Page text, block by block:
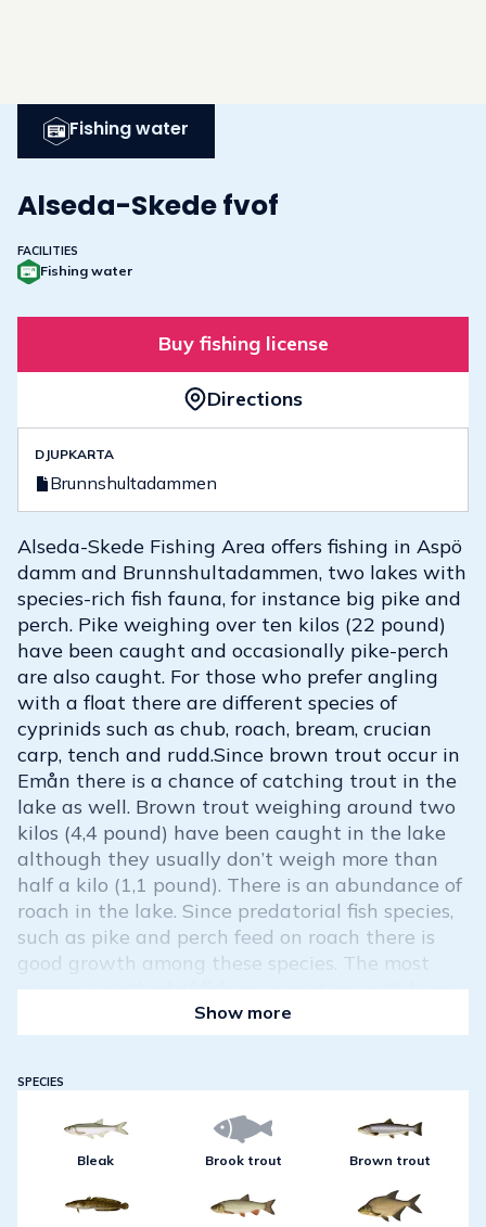
Fishing water
Alseda-Skede fvof
FACILITIES
Fishing water
Buy fishing license
Directions
DJUPKARTA
Brunnshultadammen
Alseda-Skede Fishing Area offers fishing in Aspö
damm and Brunnshultadammen, two lakes with
species-rich fish fauna, for instance big pike and
perch. Pike weighing over ten kilos (22 pound)
have been caught and occasionally pike-perch
are also caught. For those who prefer angling
with a float there are different species of
cyprinids such as chub, roach, bream, crucian
carp, tench and rudd.Since brown trout occur in
Emån there is a chance of catching trout in the
lake as well. Brown trout weighing around two
kilos (4,4 pound) have been caught in the lake
although they usually don’t weigh more than
half a kilo (1,1 pound). There is an abundance of
roach in the lake. Since predatorial fish species,
such as pike and perch feed on roach there is
good growth among these species. The most
common method of fishing is casting with lures
but angling with a float, trolling and ice fishing
also works well.Fish speciesPike, perch, brown
roach, crucian carp, rudd and tench.
Show more
SPECIES
Bleak Brook trout Brown trout